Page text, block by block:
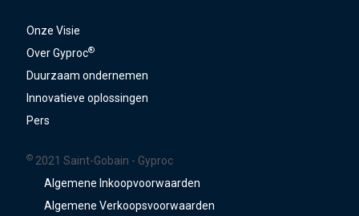
Onze Visie
Over Gyproc®
Duurzaam ondernemen
Innovatieve oplossingen
Pers
© 2021 Saint-Gobain - Gyproc
Algemene Inkoopvoorwaarden
Algemene Verkoopsvoorwaarden